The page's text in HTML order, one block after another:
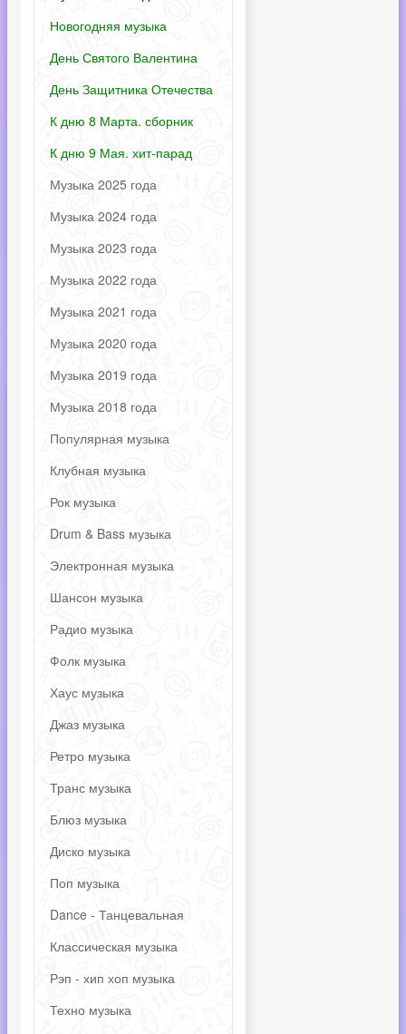
Новогодняя музыка
День Святого Валентина
День Защитника Отечества
К дню 8 Марта. сборник
К дню 9 Мая. хит-парад
Музыка 2025 года
Музыка 2024 года
Музыка 2023 года
Музыка 2022 года
Музыка 2021 года
Музыка 2020 года
Музыка 2019 года
Музыка 2018 года
Популярная музыка
Клубная музыка
Рок музыка
Drum & Bass музыка
Электронная музыка
Шансон музыка
Радио музыка
Фолк музыка
Хаус музыка
Джаз музыка
Ретро музыка
Транс музыка
Блюз музыка
Диско музыка
Поп музыка
Dance - Танцевальная
Классическая музыка
Рэп - хип хоп музыка
Техно музыка